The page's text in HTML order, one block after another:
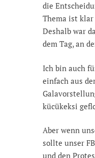
die
Thema ist
Deshalb war
dem Tag, an
Ich bin auch
einfach aus
kücükeksi
Aber wenn
sollte unser
und den